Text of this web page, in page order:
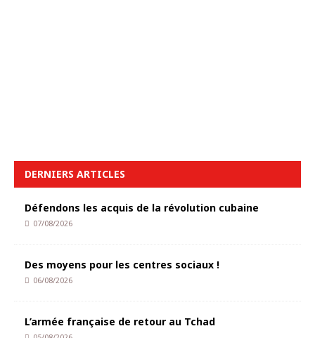
DERNIERS ARTICLES
Défendons les acquis de la révolution cubaine
07/08/2026
Des moyens pour les centres sociaux !
06/08/2026
L’armée française de retour au Tchad